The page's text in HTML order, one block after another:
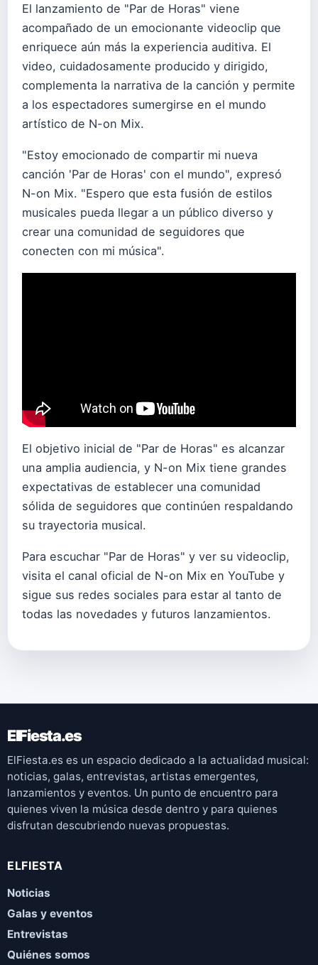
El lanzamiento de "Par de Horas" viene
acompañado de un emocionante videoclip que
enriquece aún más la experiencia auditiva. El
video, cuidadosamente producido y dirigido,
complementa la narrativa de la canción y permite
a los espectadores sumergirse en el mundo
artístico de N-on Mix.
"Estoy emocionado de compartir mi nueva
canción 'Par de Horas' con el mundo", expresó
N-on Mix. "Espero que esta fusión de estilos
musicales pueda llegar a un público diverso y
crear una comunidad de seguidores que
conecten con mi música".
El objetivo inicial de "Par de Horas" es alcanzar
una amplia audiencia, y N-on Mix tiene grandes
expectativas de establecer una comunidad
sólida de seguidores que continúen respaldando
su trayectoria musical.
Para escuchar "Par de Horas" y ver su videoclip,
visita el canal oficial de N-on Mix en YouTube y
sigue sus redes sociales para estar al tanto de
todas las novedades y futuros lanzamientos.
ElFiesta.es
ElFiesta.es es un espacio dedicado a la actualidad musical:
noticias, galas, entrevistas, artistas emergentes,
lanzamientos y eventos. Un punto de encuentro para
quienes viven la música desde dentro y para quienes
disfrutan descubriendo nuevas propuestas.
ELFIESTA
Noticias
Galas y eventos
Entrevistas
Quiénes somos